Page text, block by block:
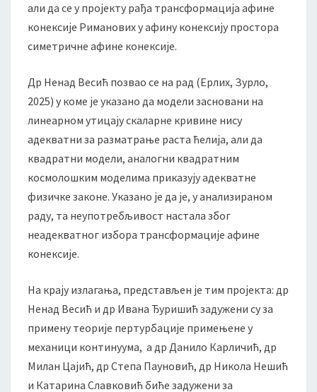
али да се у пројекту рађа трансформација афине
конексије Риманових у афину конексију простора
симетричне афине конексије.
Др Ненад Весић позвао се на рад (Ерлих, Зурло,
2025) у коме је указано да модели засновани на
линеарном утицају скаларне кривине нису
адекватни за разматрање раста ћелија, али да
квадратни модели, аналогни квадратним
космолошким моделима приказују адекватне
физичке законе. Указано је да је, у анализираном
раду, та неупотребљивост настала због
неадекватног избора трансформације афине
конексије.
На крају излагања, представљен је тим пројекта: др
Ненад Весић и др Ивана Ђуришић задужени су за
примену теорије пертурбације примењене у
механици континуума, а др Данило Карличић, др
Милан Цајић, др Степа Пауновић, др Никола Нешић
и Катарина Славковић биће задужени за